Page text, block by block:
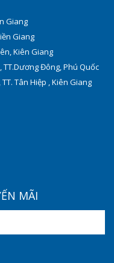
Giang
Giang
Kiên Giang
TT.Dương Đông, Phú Quốc
Tân Hiệp , Kiên Giang
MÃI